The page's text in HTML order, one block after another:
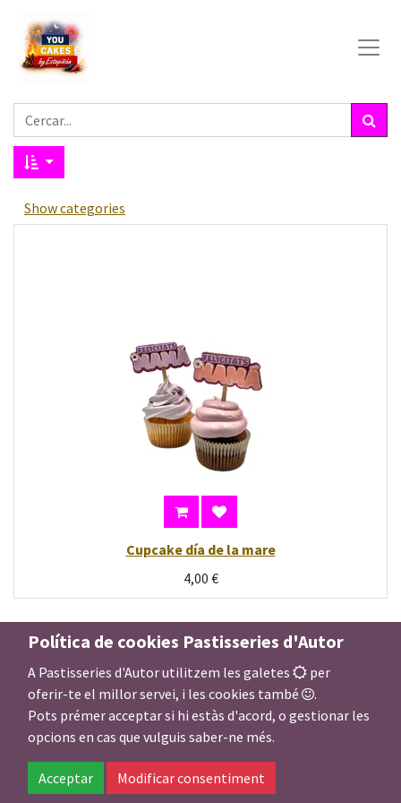
Show categories
Cupcake día de la mare
4,00 €
Política de cookies Pastisseries d'Autor
A Pastisseries d'Autor utilitzem les galetes
per
oferir-te el millor servei, i les cookies també
.
Pots prémer acceptar si hi estàs d'acord, o gestionar les
opcions en cas que vulguis saber-ne més.
Acceptar Modificar consentiment